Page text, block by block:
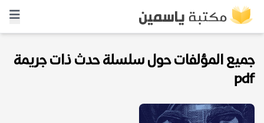
جميع المؤلفات حول سلسلة حدث ذات جريمة
pdf